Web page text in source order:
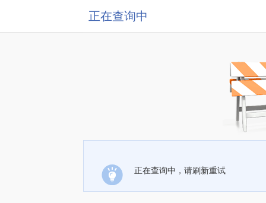
正在查询中
正在查询中，请刷新重试